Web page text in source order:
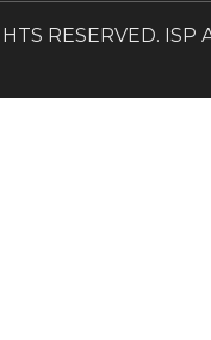
RESERVED. ISP